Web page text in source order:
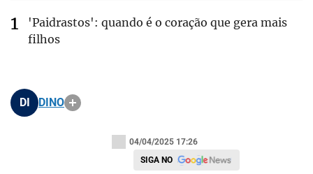
'Paidrastos': quando é o coração que gera mais
filhos
DI DINO
04/04/2025 17:26
SIGA NO